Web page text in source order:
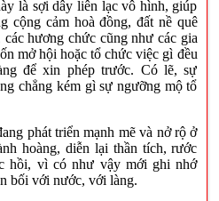
sợi dây liên lạc vô hình, giúp
cộng cảm hoà đồng, đất nề quê
hương chức cũng như các gia
mở hội hoặc tổ chức việc gì đều
để xin phép trước. Có lẽ, sự
chẳng kém gì sự ngưỡng mộ tổ
phát triển mạnh mẽ và nở rộ ở
hoàng, diễn lại thần tích, rước
hồi, vì có như vậy mới ghi nhớ
bối với nước, với làng.